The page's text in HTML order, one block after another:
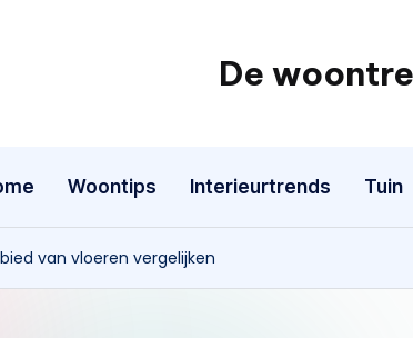
De
blog
Woontips Interieurtrends Tuin
van vloeren vergelijken